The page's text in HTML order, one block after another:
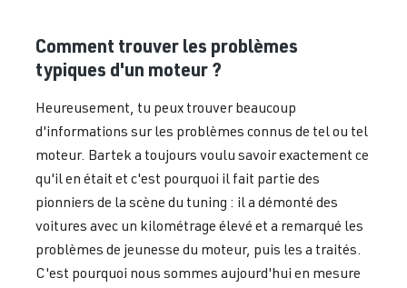
Comment trouver les problèmes
typiques d'un moteur ?
Heureusement, tu peux trouver beaucoup
d'informations sur les problèmes connus de tel ou tel
moteur. Bartek a toujours voulu savoir exactement ce
qu'il en était et c'est pourquoi il fait partie des
pionniers de la scène du tuning : il a démonté des
voitures avec un kilométrage élevé et a remarqué les
problèmes de jeunesse du moteur, puis les a traités.
C'est pourquoi nous sommes aujourd'hui en mesure